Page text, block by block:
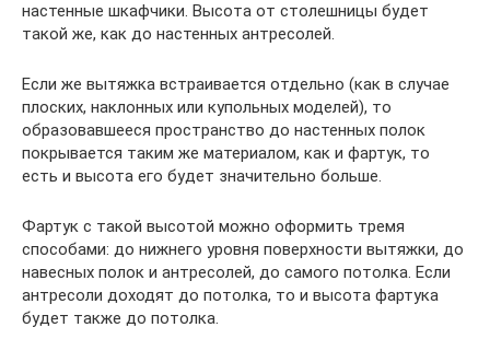
настенные шкафчики. Высота от столешницы будет
такой же, как до настенных антресолей.
Если же вытяжка встраивается отдельно (как в случае
плоских, наклонных или купольных моделей), то
образовавшееся пространство до настенных полок
покрывается таким же материалом, как и фартук, то
есть и высота его будет значительно больше.
Фартук с такой высотой можно оформить тремя
способами: до нижнего уровня поверхности вытяжки, до
навесных полок и антресолей, до самого потолка. Если
антресоли доходят до потолка, то и высота фартука
будет также до потолка.